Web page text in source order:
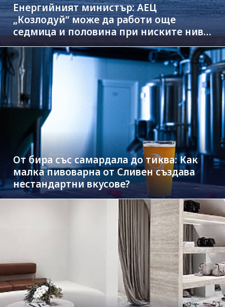
Енергийният министър: АЕЦ
„Козлодуй“ може да работи още
седмица и половина при ниските нива
на Дунав
От бира със самардала до тиква: Как
малка пивоварна от Сливен създава
нестандартни вкусове?